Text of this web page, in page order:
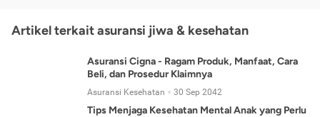
Artikel terkait asuransi jiwa & kesehatan
Asuransi Cigna - Ragam Produk, Manfaat, Cara
Beli, dan Prosedur Klaimnya
Asuransi Kesehatan 30 Sep 2042
Tips Menjaga Kesehatan Mental Anak yang Perlu